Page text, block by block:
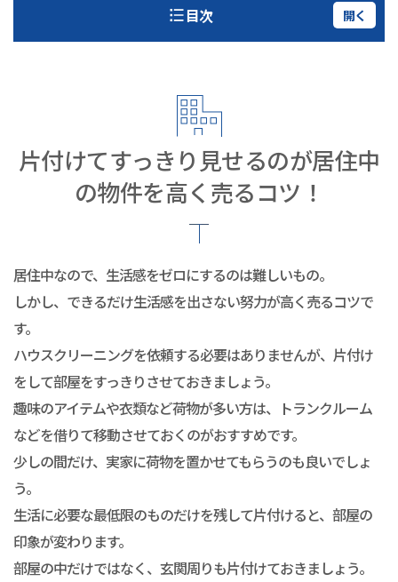
目次 開く
片付けてすっきり見せるのが居住中
の物件を高く売るコツ！
居住中なので、生活感をゼロにするのは難しいもの。
しかし、できるだけ生活感を出さない努力が高く売るコツで
す。
ハウスクリーニングを依頼する必要はありませんが、片付け
をして部屋をすっきりさせておきましょう。
趣味のアイテムや衣類など荷物が多い方は、トランクルーム
などを借りて移動させておくのがおすすめです。
少しの間だけ、実家に荷物を置かせてもらうのも良いでしょ
う。
生活に必要な最低限のものだけを残して片付けると、部屋の
印象が変わります。
部屋の中だけではなく、玄関周りも片付けておきましょう。